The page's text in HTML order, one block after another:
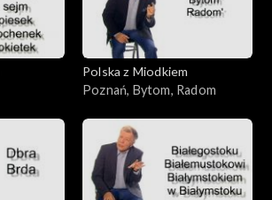
Polska z Miodkiem
Poznań, Bytom, Radom